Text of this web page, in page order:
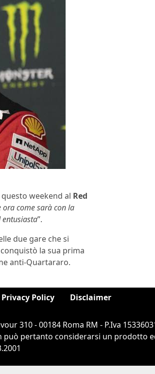
weekend al Red
come sarà con la
entusiasta”.
due gare che si
la sua prima
anti-Quartararo.
Privacy Policy Disclaimer
310 - 00184 Roma RM - P.Iva
pertanto considerarsi un prodotto